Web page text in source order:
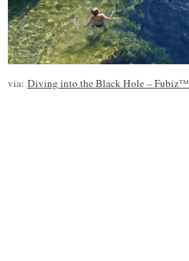
via: Diving into the Black Hole – Fubiz™